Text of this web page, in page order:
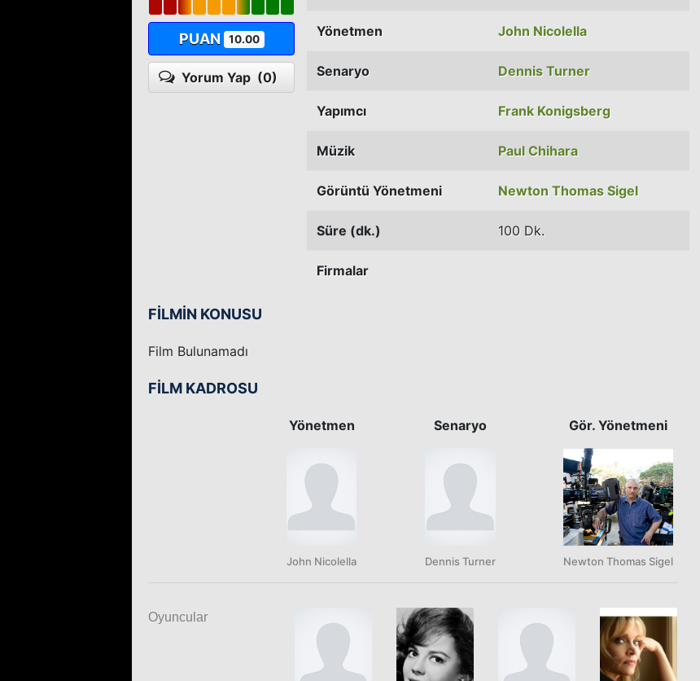
PUAN 10.00
Yorum Yap (0)
Yönetmen John Nicolella
Senaryo Dennis Turner
Yapımcı Frank Konigsberg
Müzik Paul Chihara
Görüntü Yönetmeni Newton Thomas Sigel
Süre (dk.) 100 Dk.
Firmalar
FİLMİN KONUSU
Film Bulunamadı
FİLM KADROSU
Yönetmen
John Nicolella
Senaryo
Dennis Turner
Gör. Yönetmeni
Newton Thomas Sigel
Oyuncular